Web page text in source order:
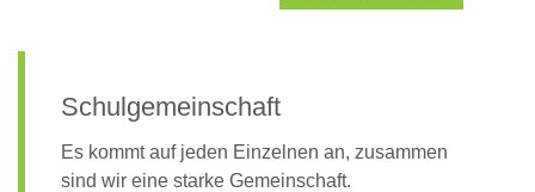
Schulgemeinschaft
Es kommt auf jeden Einzelnen an, zusammen
sind wir eine starke Gemeinschaft.